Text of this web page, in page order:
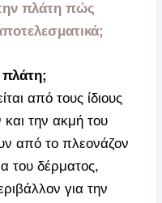
πλάτη πώς
πλάτη;
από τους ίδιους
την ακμή του
από το πλεονάζον
του δέρματος,
για την